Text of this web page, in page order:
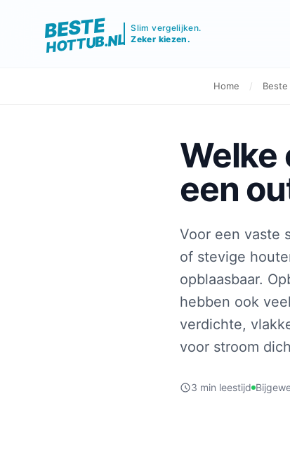
BESTE
HOTTUB.NL
Slim vergelijken.
Zeker kiezen.
Home /
een
Voor een vaste
of stevige
opblaasbaar.
hebben ook
verdichte,
voor stroom
3 min leestijd